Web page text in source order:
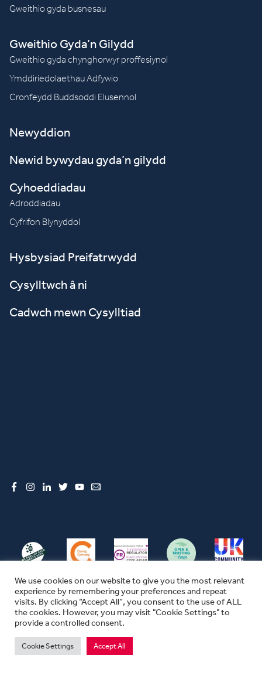
Gweithio gyda busnesau
Gweithio Gyda’n Gilydd
Gweithio gyda chynghorwyr proffesiynol
Ymddiriedolaethau Adfywio
Cronfeydd Buddsoddi Elusennol
Newyddion
Newid bywydau gyda’n gilydd
Cyhoeddiadau
Adroddiadau
Cyfrifon Blynyddol
Hysbysiad Preifatrwydd
Cysylltwch â ni
Cadwch mewn Cysylltiad
© CFW 2026 ALL RIGHTS RESERVED
FOUNDATION IN WALES
MAE SEFYDLIAD CYMUNEDOL CYMRU YN ELUSEN GOFRESTREDIG YN
We use cookies on our website to give you the most relevant
experience by remembering your preferences and repeat
visits. By clicking “Accept All”, you consent to the use of ALL
the cookies. However, you may visit "Cookie Settings" to
provide a controlled consent.
Cookie Settings Accept All